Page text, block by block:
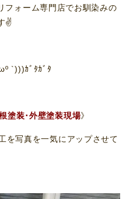
フォーム専門店でお馴染みの
✌
`)))ｶﾞﾀｶﾞﾀ
塗装･外壁塗装現場》
を写真を一気にアップさせて